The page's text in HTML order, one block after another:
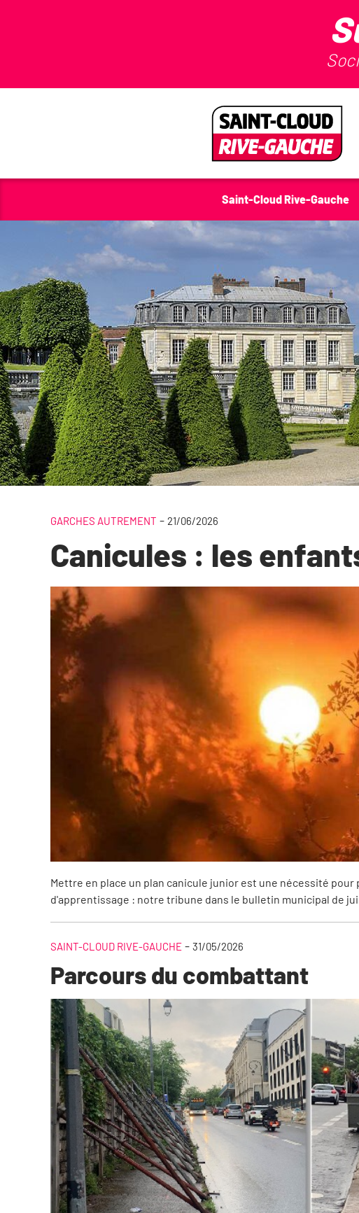
Saint-Cloud Rive-Gauche
GARCHES AUTREMENT - 21/06/2026
Canicules : les
Mettre en place un plan canicule junior est une nécessité
d'apprentissage : notre tribune dans le bulletin municipal de
SAINT-CLOUD RIVE-GAUCHE - 31/05/2026
Parcours du combattant